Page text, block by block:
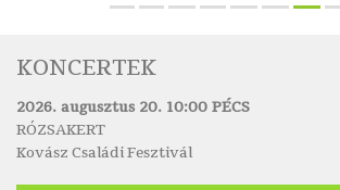
KONCERTEK
2026. augusztus 20. 10:00 PÉCS
RÓZSAKERT
Kovász Családi Fesztivál